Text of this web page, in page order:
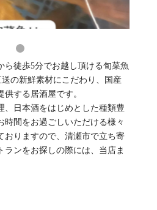
ら徒歩5分でお越し頂ける旬菜魚
の新鮮素材にこだわり、国産
する居酒屋です。
、日本酒をはじめとした種類豊
時間をお過ごしいただける様々
おりますので、清瀬市で立ち寄
ランをお探しの際には、当店ま